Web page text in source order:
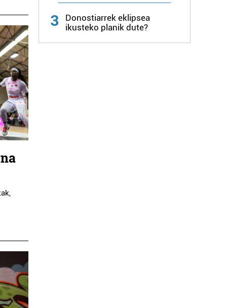
3
Donostiarrek eklipsea
ikusteko planik dute?